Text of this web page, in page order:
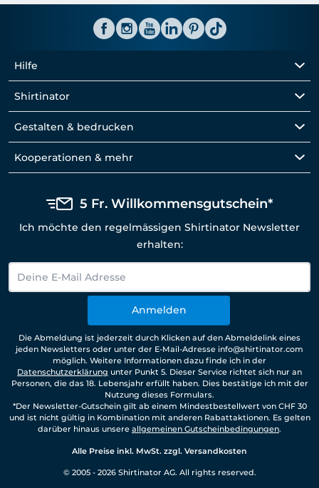
Hilfe
Shirtinator
Gestalten & bedrucken
Kooperationen & mehr
5 Fr. Willkommensgutschein*
Ich möchte den regelmässigen Shirtinator Newsletter
erhalten:
Anmelden
Die Abmeldung ist jederzeit durch Klicken auf den Abmeldelink eines
jeden Newsletters oder unter der E-Mail-Adresse info@shirtinator.com
möglich. Weitere Informationen dazu finde ich in der
Datenschutzerklärung unter Punkt 5. Dieser Service richtet sich nur an
Personen, die das 18. Lebensjahr erfüllt haben. Dies bestätige ich mit der
Nutzung dieses Formulars.
*Der Newsletter-Gutschein gilt ab einem Mindestbestellwert von CHF 30
und ist nicht gültig in Kombination mit anderen Rabattaktionen. Es gelten
darüber hinaus unsere allgemeinen Gutscheinbedingungen.
Alle Preise inkl. MwSt. zzgl. Versandkosten
© 2005 - 2026 Shirtinator AG. All rights reserved.